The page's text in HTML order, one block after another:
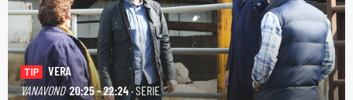
TIP
VERA
VANAVOND 20:25 - 22:24· SERIE